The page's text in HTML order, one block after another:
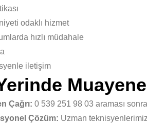
odaklı hizmet
hızlı müdahale
iletişim
Çağrı: 0 539 251 98 03 araması
Çözüm: Uzman